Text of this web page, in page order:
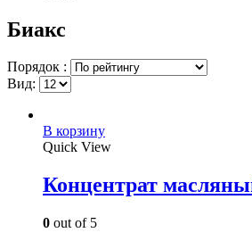
Биакс
Порядок :
Вид:
В корзину
Quick View
Концентрат
0 out of 5